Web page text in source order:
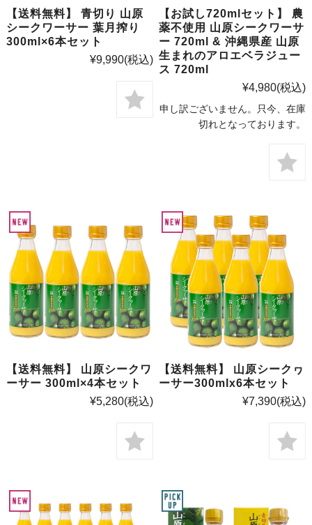
【送料無料】 青切り 山原
シークワーサー 葉月搾り
300ml×6本セット
¥9,990(税込)
【お試し720mlセット】 農
薬不使用 山原シークワーサ
ー 720ml & 沖縄県産 山原
生まれのアロエベラジュー
ス 720ml
¥4,980(税込)
申し訳ございません。只今、在庫
切れとなっております。
【送料無料】 山原シークワ
ーサー 300ml×4本セット
¥5,280(税込)
【送料無料】 山原シークヮ
ーサー300mlx6本セット
¥7,390(税込)